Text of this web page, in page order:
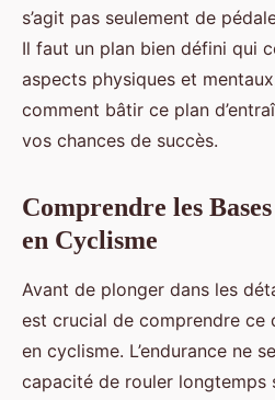
s’agit pas seulement de
Il faut un plan bien défini qui
aspects physiques et
comment bâtir ce plan
vos chances de succès.
Comprendre les
en Cyclisme
Avant de plonger dans les
est crucial de comprendre ce
en cyclisme. L’endurance ne
capacité de rouler longtemps